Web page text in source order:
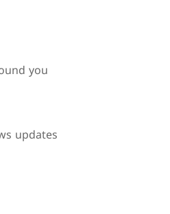
you
updates